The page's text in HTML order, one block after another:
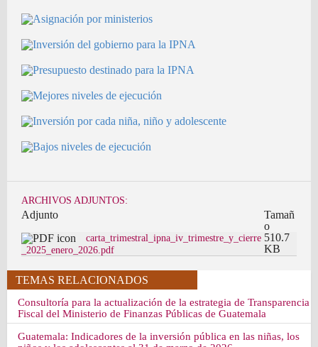
ARCHIVOS ADJUNTOS:
Adjunto
Tamañ
o
carta_trimestral_ipna_iv_trimestre_y_cierre
_2025_enero_2026.pdf
510.7
KB
TEMAS RELACIONADOS
Consultoría para la actualización de la estrategia de Transparencia
Fiscal del Ministerio de Finanzas Públicas de Guatemala
Guatemala: Indicadores de la inversión pública en las niñas, los